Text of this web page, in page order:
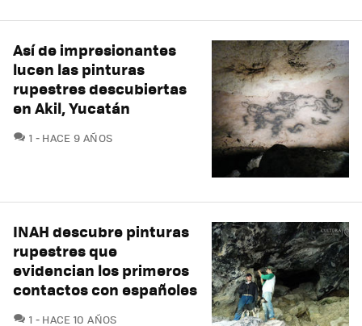
Así de impresionantes
lucen las pinturas
rupestres descubiertas
en Akil, Yucatán
1 COMENTARIOS
HACE 9 AÑOS
INAH descubre pinturas
rupestres que
evidencian los primeros
contactos con españoles
1 COMENTARIOS
HACE 10 AÑOS